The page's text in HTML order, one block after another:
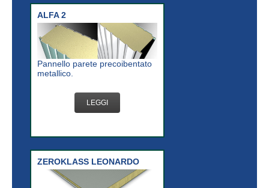
ALFA 2
Pannello parete precoibentato
metallico.
LEGGI
ZEROKLASS LEONARDO